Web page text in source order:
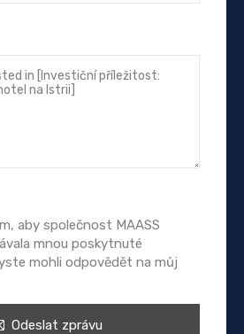
aby společnost MAASS
mnou poskytnuté
mohli odpovědět na můj
Odeslat zprávu